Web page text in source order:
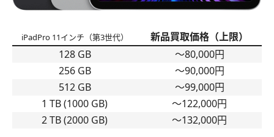
iPadPro 11インチ（第3世代）
新品買取価格（上限）
128 GB
〜80,000円
256 GB
〜90,000円
512 GB
〜99,000円
1 TB (1000 GB)
〜122,000円
2 TB (2000 GB)
〜132,000円